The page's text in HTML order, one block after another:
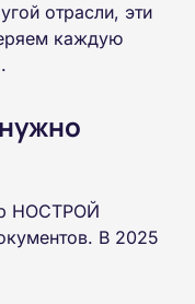
отрасли, эти
каждую
НОСТРОЙ
В 2025